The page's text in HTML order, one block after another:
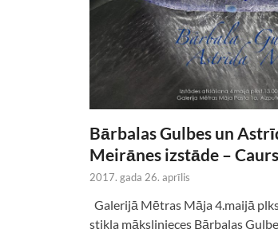
Bārbalas Gulbes un
Meirānes izstāde –
2017. gada 26. aprīlis
Galerijā Mētras Māja 4.maijā
stikla mākslinieces Bārbalas